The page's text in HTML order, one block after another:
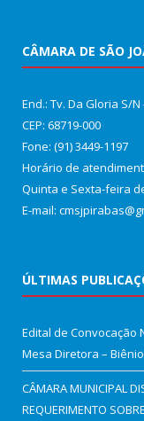
CÂMARA DE SÃO
End.: Tv. Da Gloria S/
CEP: 68719-000
Fone: (91) 3449-1197
Horário de
Quinta e Sexta-feira
E-mail:
ÚLTIMAS
Edital de Convocação
Mesa Diretora –
CÂMARA MUNICIPAL
REQUERIMENTO